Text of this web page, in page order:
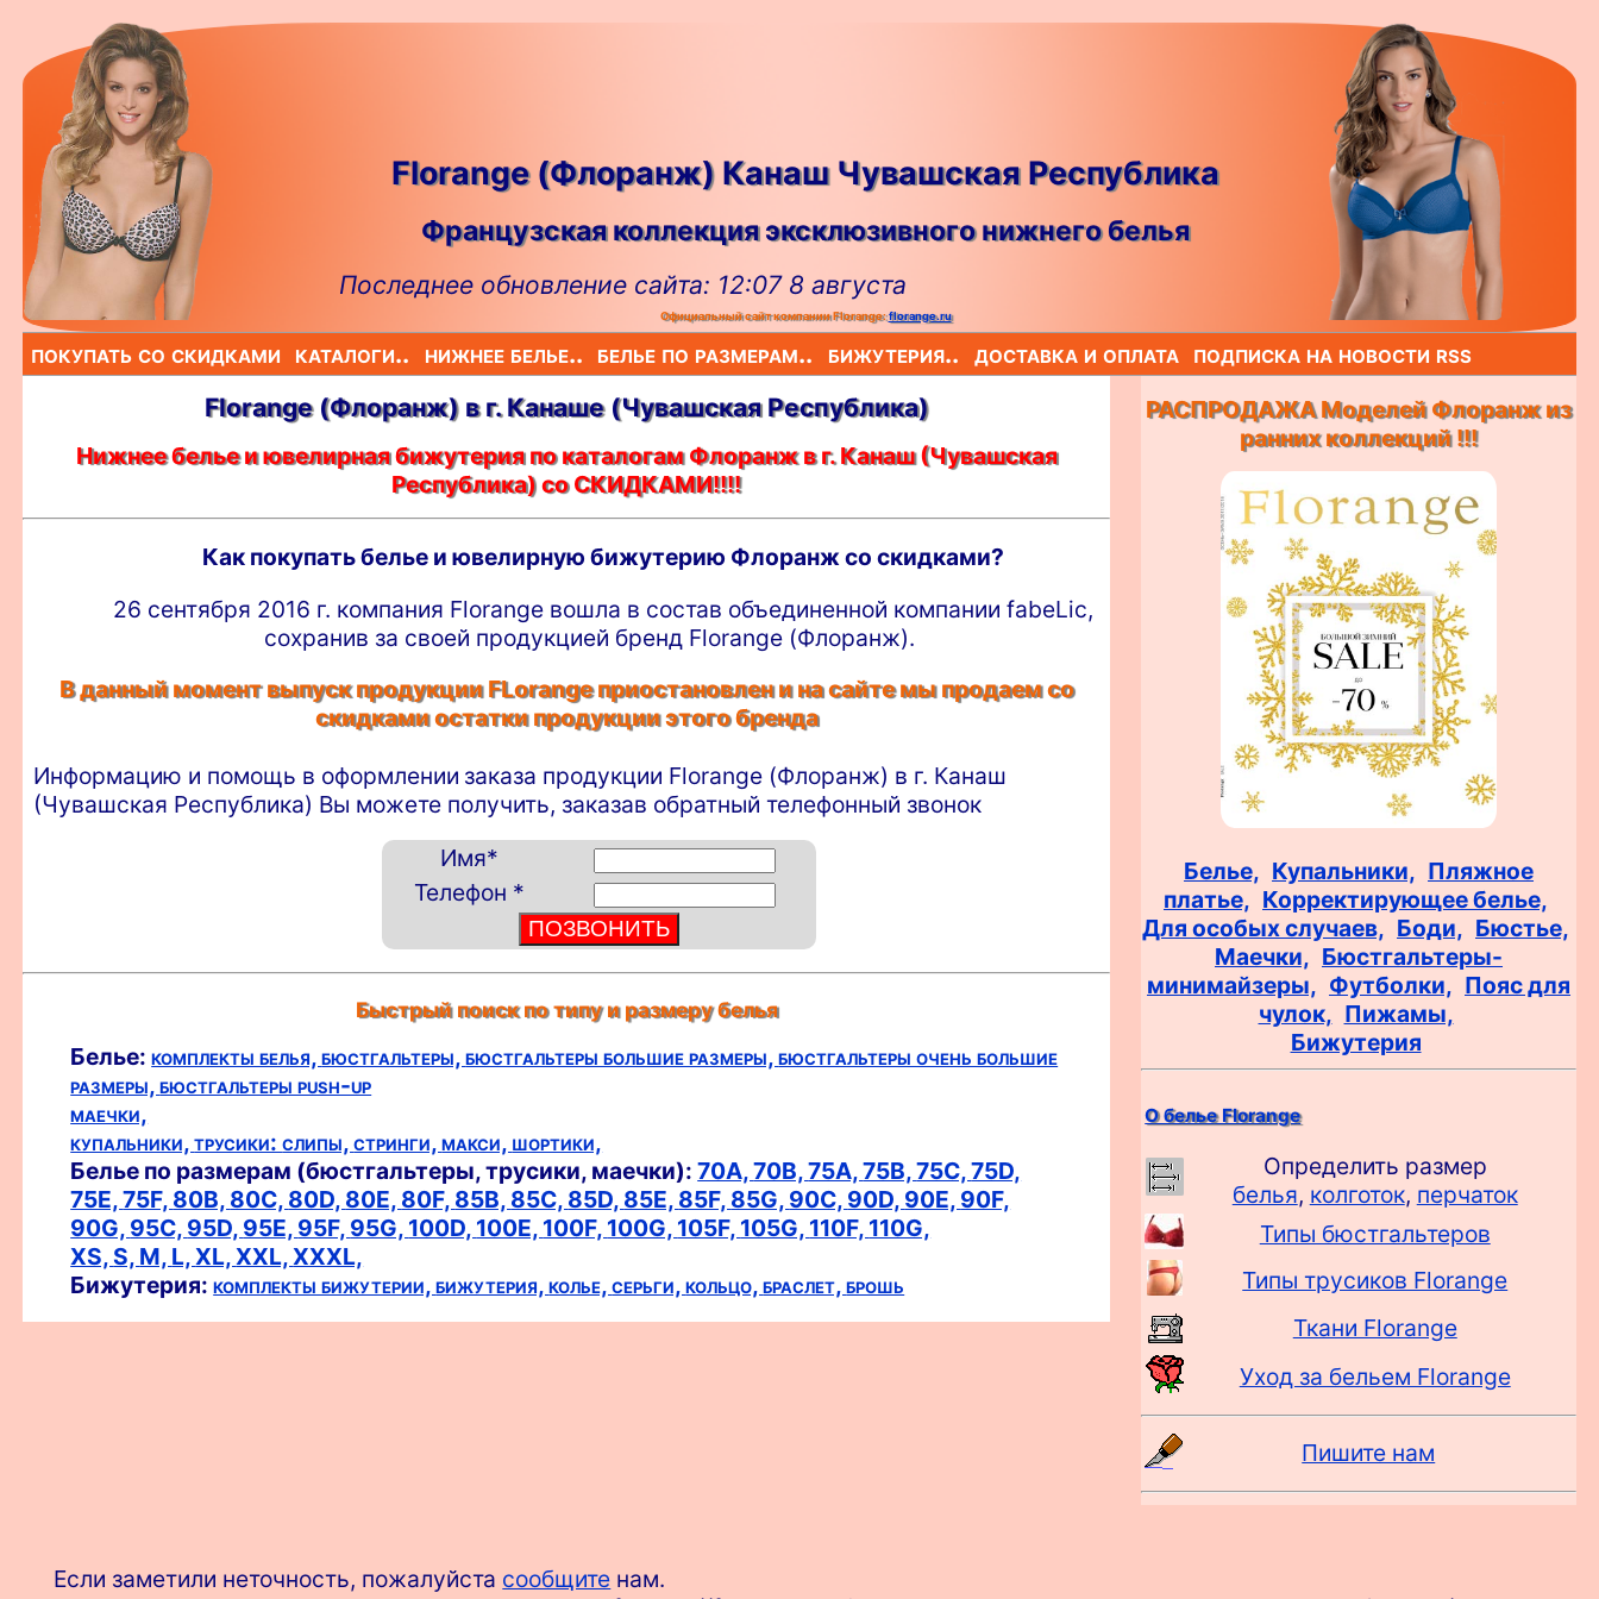
Florange (Флоранж) Канаш Чувашская Республика
Французская коллекция эксклюзивного нижнего белья
Последнее обновление сайта: 12:07 8 августа
Официальный сайт компании Florange:florange.ru
покупать со скидками каталоги.. нижнее белье.. белье по размерам.. бижутерия.. доставка и оплата подписка на новости rss
Florange (Флоранж) в г. Канашe (Чувашская Республика)
Нижнее белье и ювелирная бижутерия по каталогам Флоранж в г. Канаш (Чувашская
Республика) со СКИДКАМИ!!!!
Как покупать белье и ювелирную бижутерию Флоранж со скидками?
26 сентября 2016 г. компания Florange вошла в состав объединенной компании fabeLic,
сохранив за своей продукцией бренд Florange (Флоранж).
В данный момент выпуск продукции FLorange приостановлен и на сайте мы продаем со
скидками остатки продукции этого бренда
Информацию и помощь в оформлении заказа продукции Florange (Флоранж) в г. Канаш
(Чувашская Республика) Вы можете получить, заказав обратный телефонный звонок
Имя*
Телефон *
Быстрый поиск по типу и размеру белья
Белье:комплекты белья,бюстгальтеры,бюстгальтеры большие размеры,бюстгальтеры очень большие
размеры,бюстгальтеры push-up
маечки,
купальники,трусики:слипы,стринги,макси, шортики,
Белье по размерам (бюстгальтеры, трусики, маечки):70A,70B,75A,75B,75C,75D,
75E,75F, 80B, 80C, 80D, 80E, 80F, 85B, 85C, 85D, 85E, 85F, 85G, 90C, 90D, 90E, 90F,
90G, 95C, 95D, 95E, 95F, 95G, 100D, 100E, 100F, 100G, 105F, 105G, 110F, 110G,
XS, S, M, L,XL,XXL,XXXL,
Бижутерия:комплекты бижутерии,бижутерия,колье,серьги,кольцо,браслет,брошь
РАСПРОДАЖА Моделей Флоранж из
ранних коллекций !!!
Белье, Купальники, Пляжное
платье, Корректирующее белье,
Для особых случаев, Боди, Бюстье,
Маечки, Бюстгальтеры-
минимайзеры, Футболки, Пояс для
чулок, Пижамы,
Бижутерия
О белье Florange
Определить размер
белья, колготок, перчаток
Типы бюстгальтеров
Типы трусиков Florange
Ткани Florange
Уход за бельем Florange
Пишите нам
Если заметили неточность, пожалуйста сообщите нам.